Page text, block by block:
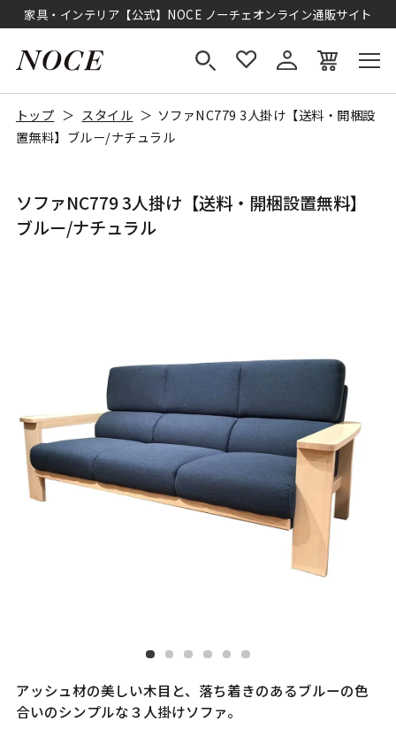
家具・インテリア【公式】NOCE ノーチェオンライン通販サイト
トップ スタイル
ソファNC779 3人掛け【送料・開梱設
置無料】ブルー/ナチュラル
ソファNC779 3人掛け【送料・開梱設置無料】
ブルー/ナチュラル
アッシュ材の美しい木目と、落ち着きのあるブルーの色
合いのシンプルな３人掛けソファ。